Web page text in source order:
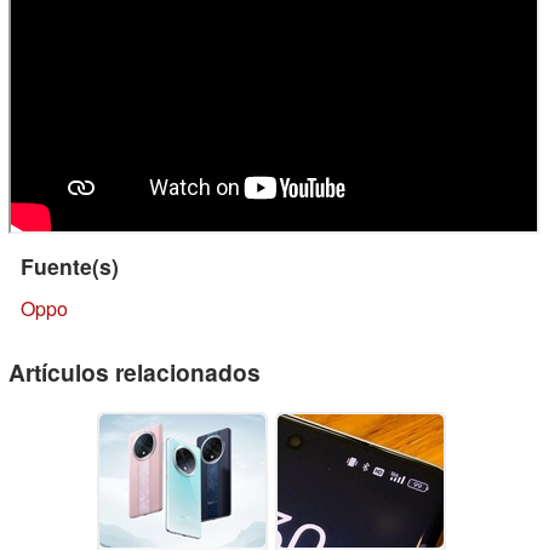
Fuente(s)
Oppo
Artículos relacionados